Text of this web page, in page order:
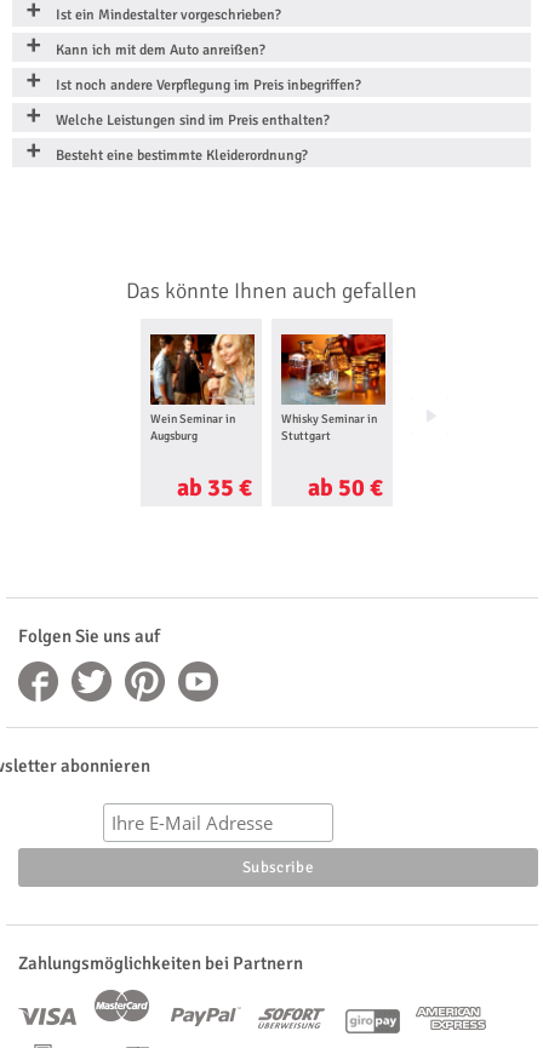
Ist ein Mindestalter vorgeschrieben?
Kann ich mit dem Auto anreißen?
Ist noch andere Verpflegung im Preis inbegriffen?
Welche Leistungen sind im Preis enthalten?
Besteht eine bestimmte Kleiderordnung?
Das könnte Ihnen auch gefallen
Wein Seminar in
Augsburg
ab 35 €
Whisky Seminar in
Stuttgart
ab 50 €
Sushi Kochkurs in
Folgen Sie uns auf
abonnieren
Zahlungsmöglichkeiten bei Partnern